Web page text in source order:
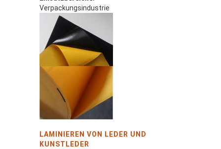
Verpackungsindustrie
LAMINIEREN VON LEDER UND
KUNSTLEDER